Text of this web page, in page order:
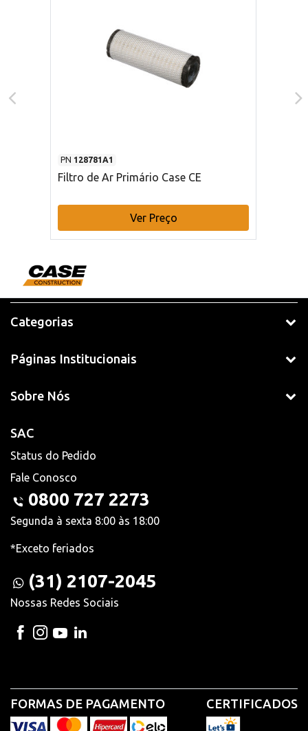
PN 128781A1
Filtro de Ar Primário Case CE
Ver Preço
Categorias
Páginas Institucionais
Sobre Nós
SAC
Status do Pedido
Fale Conosco
0800 727 2273
Segunda à sexta 8:00 às 18:00
*Exceto feriados
(31) 2107-2045
Nossas Redes Sociais
FORMAS DE PAGAMENTO CERTIFICADOS